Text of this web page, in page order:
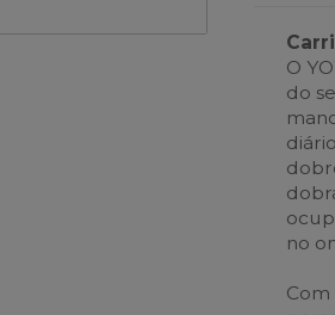
O
do
no